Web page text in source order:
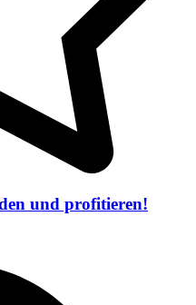
und profitieren!